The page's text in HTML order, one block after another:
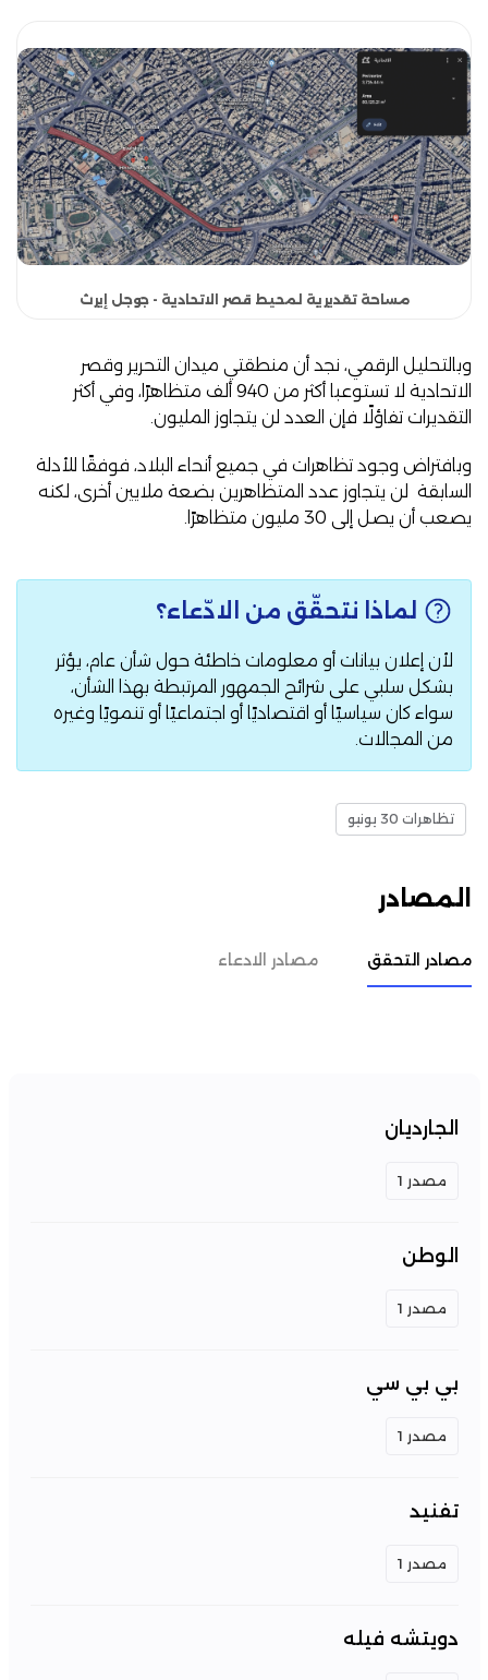
مساحة تقديرية لمحيط قصر الاتحادية - جوجل إيرث
وبالتحليل الرقمي، نجد أن منطقتي ميدان التحرير وقصر
الاتحادية لا تستوعبا أكثر من 940 ألف متظاهرًا، وفي أكثر
التقديرات تفاؤلًا فإن العدد لن يتجاوز المليون.
وبافتراض وجود تظاهرات في جميع أنحاء البلاد، فوفقًا للأدلة
السابقة لن يتجاوز عدد المتظاهرين بضعة ملايين أخرى، لكنه
يصعب أن يصل إلى 30 مليون متظاهرًا.
لماذا نتحقّق من الادّعاء؟
لأن إعلان بيانات أو معلومات خاطئة حول شأن عام، يؤثر
بشكل سلبي على شرائح الجمهور المرتبطة بهذا الشأن،
سواء كان سياسيًا أو اقتصاديًا أو اجتماعيًا أو تنمويًا وغيره
من المجالات.
تظاهرات 30 يونيو
المصادر
مصادر التحقق مصادر الادعاء
الجارديان
مصدر 1
الوطن
مصدر 1
بي بي سي
مصدر 1
تفنيد
مصدر 1
دويتشه فيله